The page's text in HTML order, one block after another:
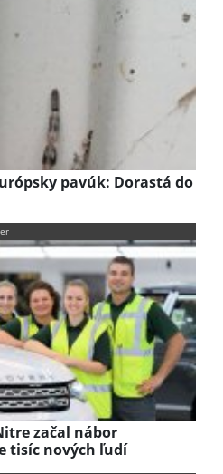
pavúk: Dorastá do
začal nábor
tisíc nových ľudí